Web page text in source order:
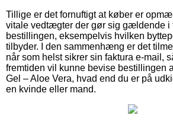
Tillige er det fornuftigt at køber er
vitale vedtægter der gør sig gældende i
bestillingen, eksempelvis hvilken
tilbyder. I den sammenhæng er det
når som helst sikrer sin faktura e-mail,
fremtiden vil kunne bevise bestillingen
Gel – Aloe Vera, hvad end du er på
en kvinde eller mand.